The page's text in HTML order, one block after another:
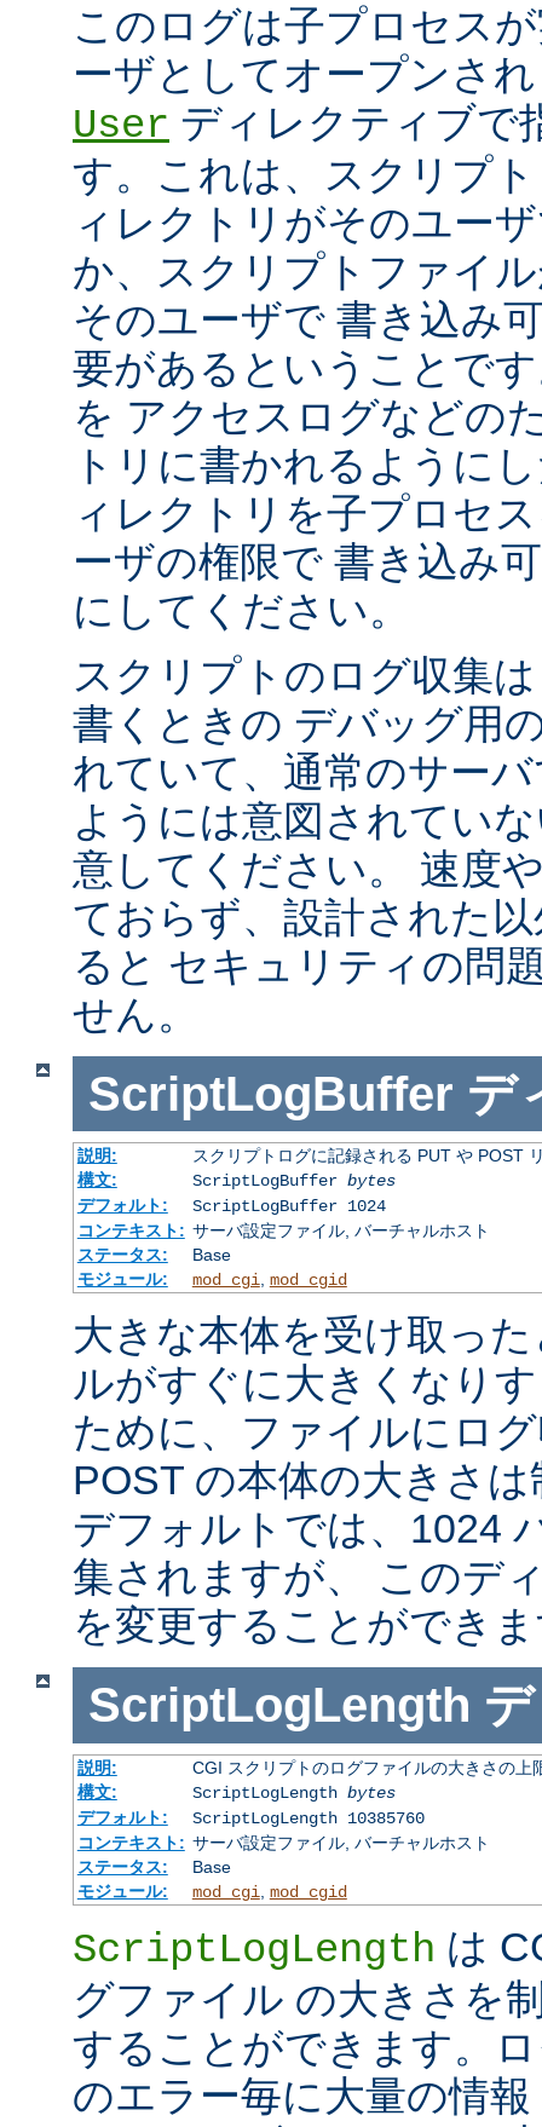
このログは子プロセス
ーザとしてオープンさ
User ディレクティブで
す。これは、スクリプ
ィレクトリがそのユー
か、スクリプトファイ
そのユーザで 書き込み
要があるということで
を アクセスログなどの
トリに書かれるように
ィレクトリを子プロセ
ーザの権限で 書き込み
にしてください。
スクリプトのログ収集
書くときの デバッグ用
れていて、通常のサー
ようには意図されてい
意してください。 速度
ておらず、設計された
ると セキュリティの問
せん。
ScriptLogBuffer デ
説明:
スクリプトログに記録される PUT や POST
構文:
ScriptLogBuffer bytes
デフォルト:
ScriptLogBuffer 1024
コンテキスト: サーバ設定ファイル, バーチャルホスト
ステータス:
Base
モジュール:
mod_cgi, mod_cgid
大きな本体を受け取っ
ルがすぐに大きくなり
ために、ファイルにロ
POST の本体の大きさ
デフォルトでは、1024
集されますが、 このデ
を変更することができ
ScriptLogLength
説明:
CGI スクリプトのログファイルの大きさの上
構文:
ScriptLogLength bytes
デフォルト:
ScriptLogLength 10385760
コンテキスト: サーバ設定ファイル, バーチャルホスト
ステータス:
Base
モジュール:
mod_cgi mod_cgid
ScriptLogLength は
グファイル の大きさを
することができます。
のエラー毎に大量の情